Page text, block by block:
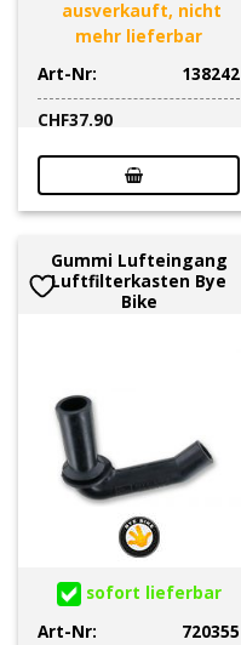
ausverkauft, nicht
mehr lieferbar
Art-Nr:
138242
CHF37.90
Gummi Lufteingang
Luftfilterkasten Bye
Bike
sofort lieferbar
Art-Nr:
720355